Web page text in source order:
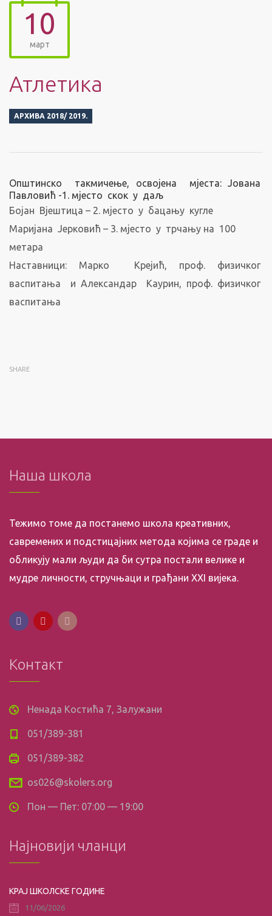
10
март
Атлетика
АРХИВА 2018/ 2019.
Општинско такмичење, освојена мјеста: Јована
Павловић -1. мјесто скок у даљ
Бојан Вјештица – 2. мјесто у бацању кугле
Маријана Јерковић – 3. мјесто у трчању на 100
метара
Наставници: Марко Крејић, проф. физичког
васпитања и Александар Каурин, проф. физичког
васпитања
SHARE
Наша школа
Тежимо томе да постанемо школа креативних,
савремених и подстицајних метода којима се граде и
обликују мали људи да би сутра постали велике и
мудре личности, стручњаци и грађани XXI вијека.
Контакт
Ненада Костића 7, Залужани
051/389-381
051/389-382
os026@skolers.org
Пон — Пет: 07:00 — 19:00
Најновији чланци
КРАЈ ШКОЛСКЕ ГОДИНЕ
11/06/2026